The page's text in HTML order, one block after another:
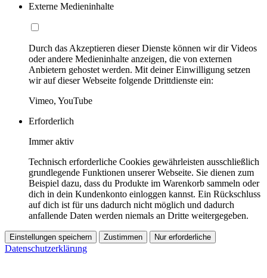
Externe Medieninhalte
Durch das Akzeptieren dieser Dienste können wir dir Videos
oder andere Medieninhalte anzeigen, die von externen
Anbietern gehostet werden. Mit deiner Einwilligung setzen
wir auf dieser Webseite folgende Drittdienste ein:
Vimeo, YouTube
Erforderlich
Immer aktiv
Technisch erforderliche Cookies gewährleisten ausschließlich
grundlegende Funktionen unserer Webseite. Sie dienen zum
Beispiel dazu, dass du Produkte im Warenkorb sammeln oder
dich in dein Kundenkonto einloggen kannst. Ein Rückschluss
auf dich ist für uns dadurch nicht möglich und dadurch
anfallende Daten werden niemals an Dritte weitergegeben.
Einstellungen speichern Zustimmen Nur erforderliche
Datenschutzerklärung